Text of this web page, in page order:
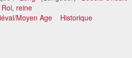
Roi, reine
Moyen Age
Historique
longues
boucles